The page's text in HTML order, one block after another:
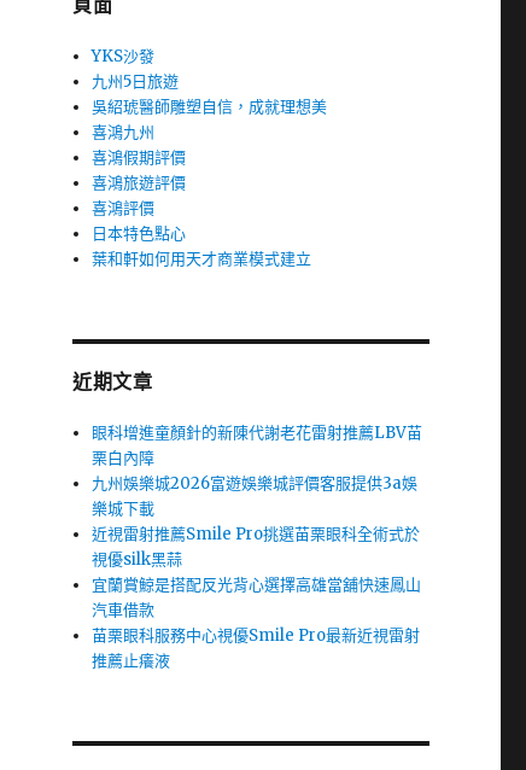
頁面
YKS沙發
九州5日旅遊
吳紹琥醫師雕塑自信，成就理想美
喜鴻九州
喜鴻假期評價
喜鴻旅遊評價
喜鴻評價
日本特色點心
葉和軒如何用天才商業模式建立
近期文章
眼科增進童顏針的新陳代謝老花雷射推薦LBV苗
栗白內障
九州娛樂城2026富遊娛樂城評價客服提供3a娛
樂城下載
近視雷射推薦Smile Pro挑選苗栗眼科全術式於
視優silk黑蒜
宜蘭賞鯨是搭配反光背心選擇高雄當舖快速鳳山
汽車借款
苗栗眼科服務中心視優Smile Pro最新近視雷射
推薦止癢液